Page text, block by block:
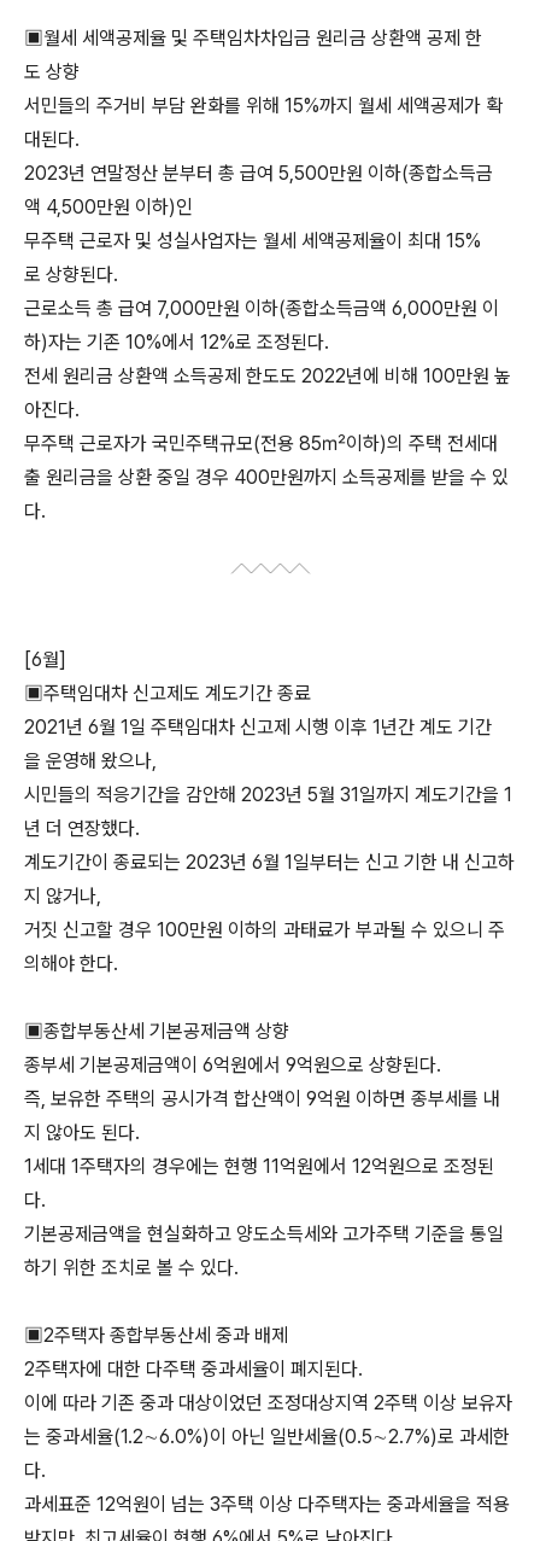
▣월세 세액공제율 및 주택임차차입금 원리금 상환액 공제 한
도 상향
서민들의 주거비 부담 완화를 위해 15%까지 월세 세액공제가 확
대된다.
2023년 연말정산 분부터 총 급여 5,500만원 이하(종합소득금
액 4,500만원 이하)인
무주택 근로자 및 성실사업자는 월세 세액공제율이 최대 15%
로 상향된다.
근로소득 총 급여 7,000만원 이하(종합소득금액 6,000만원 이
하)자는 기존 10%에서 12%로 조정된다.
전세 원리금 상환액 소득공제 한도도 2022년에 비해 100만원 높
아진다.
무주택 근로자가 국민주택규모(전용 85㎡이하)의 주택 전세대
출 원리금을 상환 중일 경우 400만원까지 소득공제를 받을 수 있
다.
[6월]
▣주택임대차 신고제도 계도기간 종료
2021년 6월 1일 주택임대차 신고제 시행 이후 1년간 계도 기간
을 운영해 왔으나,
시민들의 적응기간을 감안해 2023년 5월 31일까지 계도기간을 1
년 더 연장했다.
계도기간이 종료되는 2023년 6월 1일부터는 신고 기한 내 신고하
지 않거나,
거짓 신고할 경우 100만원 이하의 과태료가 부과될 수 있으니 주
의해야 한다.
▣종합부동산세 기본공제금액 상향
종부세 기본공제금액이 6억원에서 9억원으로 상향된다.
즉, 보유한 주택의 공시가격 합산액이 9억원 이하면 종부세를 내
지 않아도 된다.
1세대 1주택자의 경우에는 현행 11억원에서 12억원으로 조정된
다.
기본공제금액을 현실화하고 양도소득세와 고가주택 기준을 통일
하기 위한 조치로 볼 수 있다.
▣2주택자 종합부동산세 중과 배제
2주택자에 대한 다주택 중과세율이 폐지된다.
이에 따라 기존 중과 대상이었던 조정대상지역 2주택 이상 보유자
는 중과세율(1.2∼6.0%)이 아닌 일반세율(0.5∼2.7%)로 과세한
다.
과세표준 12억원이 넘는 3주택 이상 다주택자는 중과세율을 적용